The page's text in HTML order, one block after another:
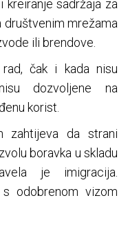
kreiranje sadržaja za
društvenim mrežama
ili brendove.
čak i kada nisu
dozvoljene na
korist.
zahtijeva da strani
boravka u skladu
je imigracija.
odobrenom vizom